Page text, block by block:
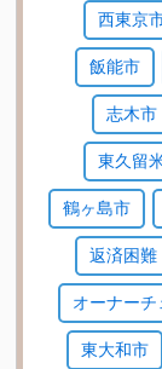
西東京
飯能市
志木市
東久留
鶴ヶ島市
返済困難
オーナーチ
東大和市